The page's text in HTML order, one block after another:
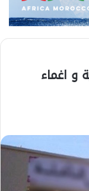
و اغماء